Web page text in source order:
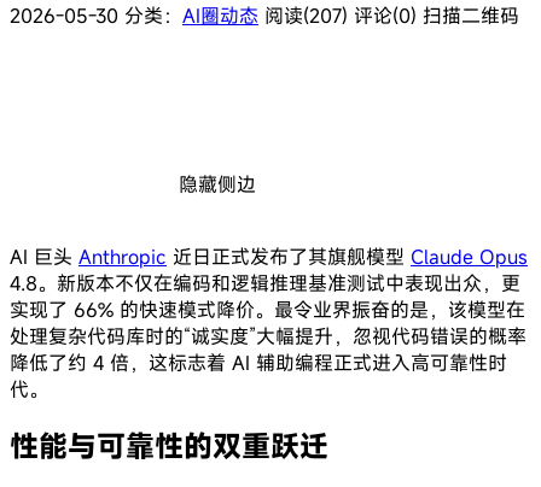
2026-05-30 分类： AI圈动态 阅读(207) 评论(0) 扫描二维码
隐藏侧边
AI 巨头 Anthropic 近日正式发布了其旗舰模型 Claude Opus
4.8。新版本不仅在编码和逻辑推理基准测试中表现出众，更
实现了 66% 的快速模式降价。最令业界振奋的是，该模型在
处理复杂代码库时的“诚实度”大幅提升，忽视代码错误的概率
降低了约 4 倍，这标志着 AI 辅助编程正式进入高可靠性时
代。
性能与可靠性的双重跃迁